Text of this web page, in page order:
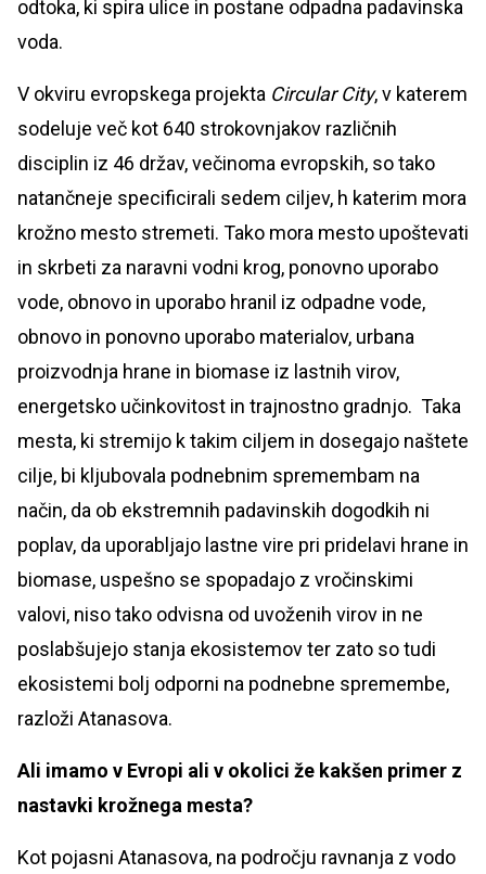
odtoka, ki spira ulice in postane odpadna padavinska
voda.
V okviru evropskega projekta Circular City, v katerem
sodeluje več kot 640 strokovnjakov različnih
disciplin iz 46 držav, večinoma evropskih, so tako
natančneje specificirali sedem ciljev, h katerim mora
krožno mesto stremeti. Tako mora mesto upoštevati
in skrbeti za naravni vodni krog, ponovno uporabo
vode, obnovo in uporabo hranil iz odpadne vode,
obnovo in ponovno uporabo materialov, urbana
proizvodnja hrane in biomase iz lastnih virov,
energetsko učinkovitost in trajnostno gradnjo. Taka
mesta, ki stremijo k takim ciljem in dosegajo naštete
cilje, bi kljubovala podnebnim spremembam na
način, da ob ekstremnih padavinskih dogodkih ni
poplav, da uporabljajo lastne vire pri pridelavi hrane in
biomase, uspešno se spopadajo z vročinskimi
valovi, niso tako odvisna od uvoženih virov in ne
poslabšujejo stanja ekosistemov ter zato so tudi
ekosistemi bolj odporni na podnebne spremembe,
razloži Atanasova.
Ali imamo v Evropi ali v okolici že kakšen primer z
nastavki krožnega mesta?
Kot pojasni Atanasova, na področju ravnanja z vodo